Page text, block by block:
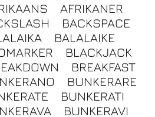
AFRIKANER
BACKSPACE
BALALAIKE
BLACKJACK
BREAKFAST
BUNKERARE
BUNKERATI
BUNKERAVI